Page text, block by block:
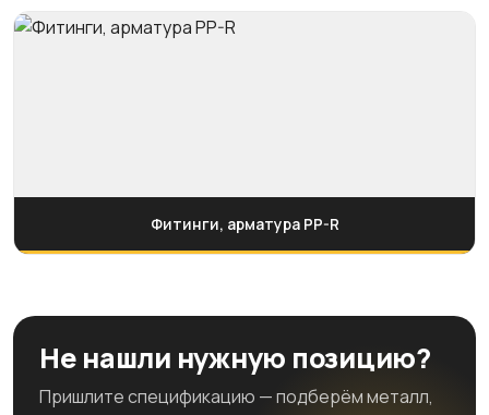
Фитинги, арматура PP-R
Не нашли нужную позицию?
Пришлите спецификацию — подберём металл,